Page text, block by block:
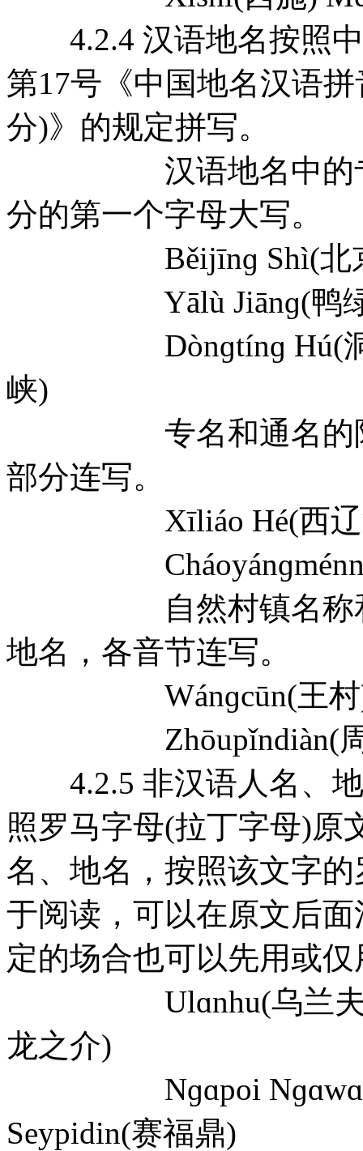
4.2.4 汉语地名按照中
第17号《中国地名汉语
分)》的规定拼写。
汉语地名中的专名
分的第一个字母大写。
Běijīnɡ Shì(北京市)
Yālù Jiānɡ(鸭绿江
Dònɡtínɡ Hú(洞庭
峡)
专名和通名的附加
部分连写。
Xīliáo Hé(西辽河)
Cháoyánɡménnèi
自然村镇名称和其
地名，各音节连写。
Wánɡcūn(王村)
Zhōupǐndiàn(周口
4.2.5 非汉语人名、地
照罗马字母(拉丁字母)原
名、地名，按照该文字
于阅读，可以在原文后
定的场合也可以先用或
Ulɑnhu(乌兰夫)
龙之介)
Nɡɑpoi Nɡɑwɑnɡ
Seypidin(赛福鼎)